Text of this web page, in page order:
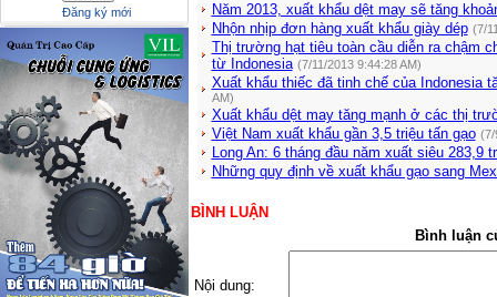
Đăng ký mới
Năm 2013, xuất khẩu dệt may sẽ tăng
Nhộn nhịp đơn hàng xuất khẩu giày dép (7/
Thị trường hạt tiêu toàn cầu diễn ra chậm
từ Indonesia (7/11/2013 9:44:28 AM)
Xuất khẩu thiếc đã tinh chế của Indonesia
AM)
Xuất khẩu dệt may tăng mạnh ở các thị
Việt Nam xuất khẩu gần 3,5 triệu tấn gạo (7/
Long An: 6 tháng đầu năm xuất siêu 283,9
Những quy định về xuất khẩu gạo sang
BÌNH LUẬN
Bình luận
Nội dung: